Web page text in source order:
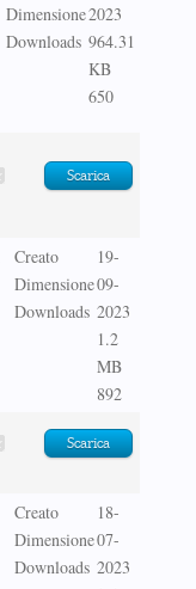
Dimensione
Downloads
2023
964.31
KB
650
Scarica
Creato
Dimensione
Downloads
19-
09-
2023
1.2
MB
892
Scarica
Creato
Dimensione
Downloads
18-
07-
2023